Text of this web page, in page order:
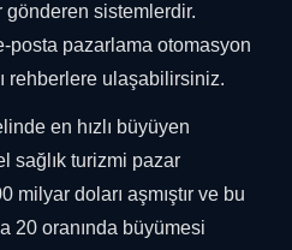
sistemlerdir.
posta pazarlama otomasyon
rehberlere ulaşabilirsiniz.
en hızlı büyüyen
sağlık turizmi pazar
milyar doları aşmıştır ve bu
20 oranında büyümesi